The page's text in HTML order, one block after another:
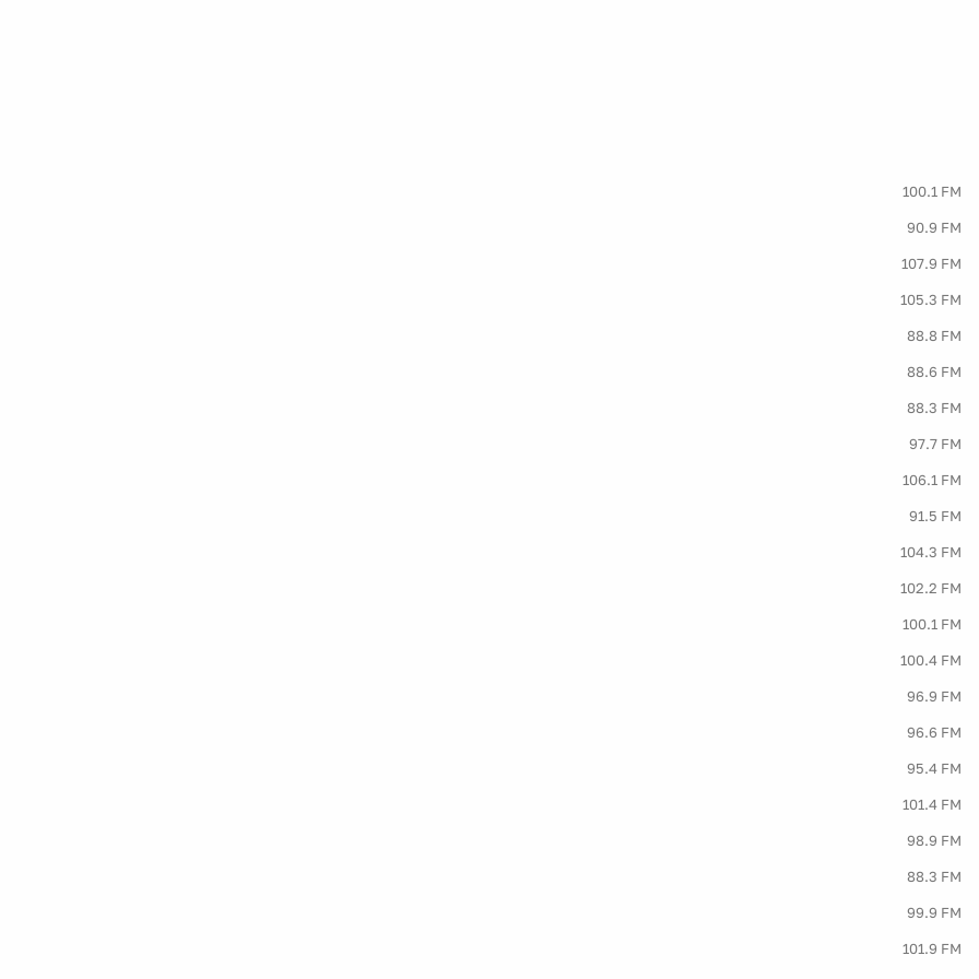
100.1 FM
90.9 FM
107.9 FM
105.3 FM
88.8 FM
88.6 FM
88.3 FM
97.7 FM
106.1 FM
91.5 FM
104.3 FM
102.2 FM
100.1 FM
100.4 FM
96.9 FM
96.6 FM
95.4 FM
101.4 FM
98.9 FM
88.3 FM
99.9 FM
101.9 FM